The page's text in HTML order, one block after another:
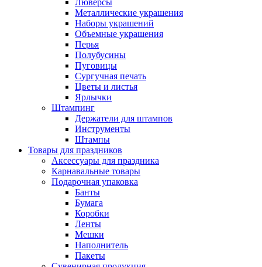
Люверсы
Металлические украшения
Наборы украшений
Объемные украшения
Перья
Полубусины
Пуговицы
Сургучная печать
Цветы и листья
Ярлычки
Штампинг
Держатели для штампов
Инструменты
Штампы
Товары для праздников
Аксессуары для праздника
Карнавальные товары
Подарочная упаковка
Банты
Бумага
Коробки
Ленты
Мешки
Наполнитель
Пакеты